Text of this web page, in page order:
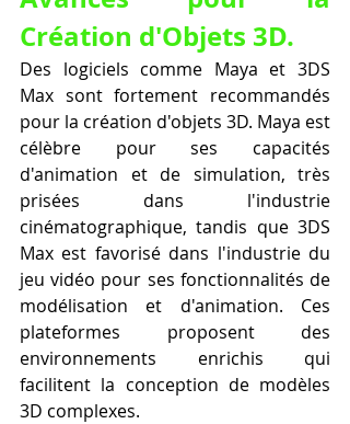
Création d'Objets 3D.
Des logiciels comme Maya et 3DS
Max sont fortement recommandés
pour la création d'objets 3D. Maya est
célèbre pour ses capacités
d'animation et de simulation, très
prisées dans l'industrie
cinématographique, tandis que 3DS
Max est favorisé dans l'industrie du
jeu vidéo pour ses fonctionnalités de
modélisation et d'animation. Ces
plateformes proposent des
environnements enrichis qui
facilitent la conception de modèles
3D complexes.